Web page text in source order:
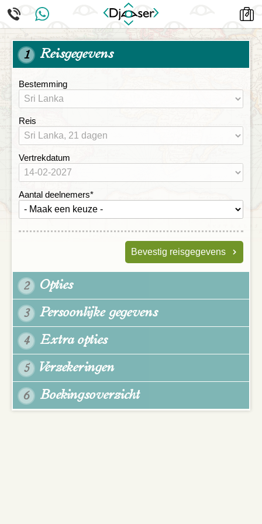
1 Reisgegevens
Bestemming
Reis
Vertrekdatum
Aantal deelnemers*
Bevestig reisgegevens
2 Opties
3 Persoonlijke gegevens
4 Extra opties
5 Verzekeringen
6 Boekingsoverzicht